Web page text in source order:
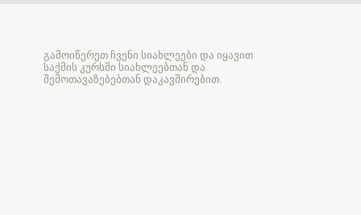
გამოიწერეთ ჩვენი სიახლეები და იყავით
საქმის კურსში სიახლეებთან და
შემოთავაზებებთან დაკავშირებით.